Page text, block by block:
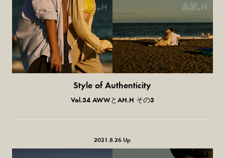
Style of Authenticity
普通の服、普通のスタイル。
Vol.34 AWWとAH.H その3
2021.8.26 Up